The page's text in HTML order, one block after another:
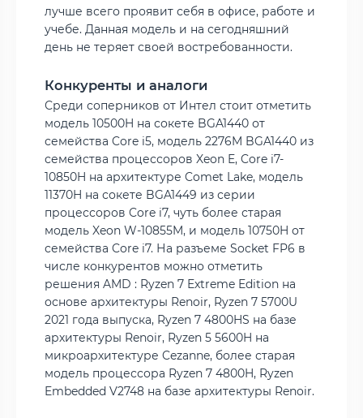
лучше всего проявит себя в офисе, работе и
учебе. Данная модель и на сегодняшний
день не теряет своей востребованности.
Конкуренты и аналоги
Среди соперников от Интел стоит отметить
модель 10500H на сокете BGA1440 от
семейства Core i5, модель 2276M BGA1440 из
семейства процессоров Xeon E, Core i7-
10850H на архитектуре Comet Lake, модель
11370H на сокете BGA1449 из серии
процессоров Core i7, чуть более старая
модель Xeon W-10855M, и модель 10750H от
семейства Core i7. На разъеме Socket FP6 в
числе конкурентов можно отметить
решения AMD : Ryzen 7 Extreme Edition на
основе архитектуры Renoir, Ryzen 7 5700U
2021 года выпуска, Ryzen 7 4800HS на базе
архитектуры Renoir, Ryzen 5 5600H на
микроархитектуре Cezanne, более старая
модель процессора Ryzen 7 4800H, Ryzen
Embedded V2748 на базе архитектуры Renoir.